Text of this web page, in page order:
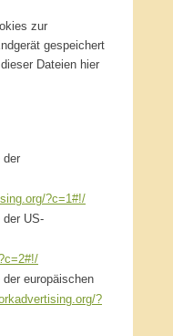
zur
gespeichert
Dateien hier
der
?c=1#!/
der US-
europäischen
?